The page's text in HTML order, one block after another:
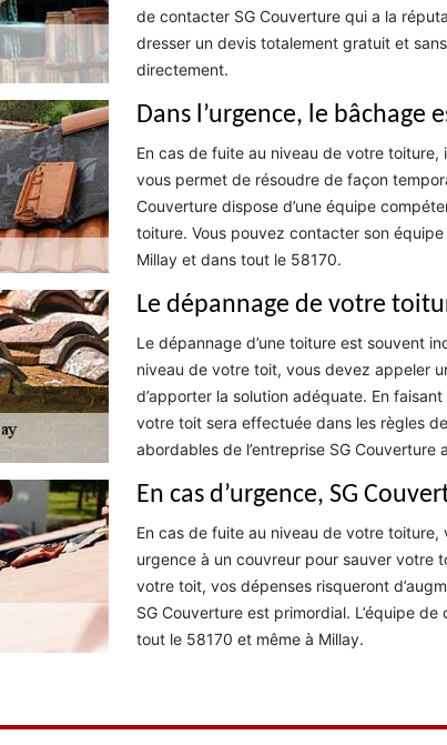
de contacter SG Couverture qui a la
dresser un devis totalement gratuit et
directement.
Dans l’urgence, le bâchage
En cas de fuite au niveau de votre
vous permet de résoudre de façon
Couverture dispose d’une équipe
toiture. Vous pouvez contacter son
Millay et dans tout le 58170.
Le dépannage de votre
Le dépannage d’une toiture est souvent
niveau de votre toit, vous devez appeler
d’apporter la solution adéquate. En
votre toit sera effectuée dans les règles
abordables de l’entreprise SG
En cas d’urgence, SG
En cas de fuite au niveau de votre
urgence à un couvreur pour sauver
votre toit, vos dépenses risqueront
SG Couverture est primordial. L’équipe
tout le 58170 et même à Millay.